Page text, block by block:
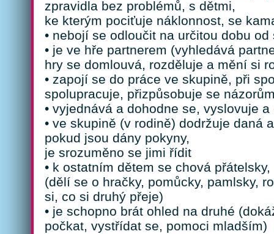
zpravidla bez problémů, s dětmi,
ke kterým pociťuje náklonnost, se
• nebojí se odloučit na určitou dobu
• je ve hře partnerem (vyhledává
hry se domlouvá, rozděluje a mění si
• zapojí se do práce ve skupině, při
spolupracuje, přizpůsobuje se
• vyjednává a dohodne se, vyslovuje
• ve skupině (v rodině) dodržuje daná
pokud jsou dány pokyny,
je srozuměno se jimi řídit
• k ostatním dětem se chová
(dělí se o hračky, pomůcky, pamlsky,
si, co si druhý přeje)
• je schopno brát ohled na druhé
počkat, vystřídat se, pomoci mladším)